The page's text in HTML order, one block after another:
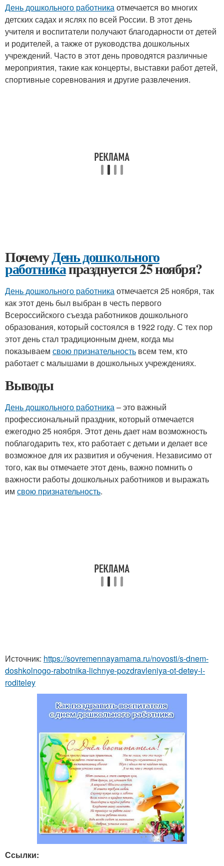
День дошкольного работникаотмечается во многих
детских садах и яслях по всей России. В этот день
учителя и воспитатели получают благодарности от детей
и родителей, а также от руководства дошкольных
учреждений. Часто в этот день проводятся различные
мероприятия, такие как концерты, выставки работ детей,
спортивные соревнования и другие развлечения.
ПочемуДень дошкольного
работникапразднуется 25 ноября?
День дошкольного работникаотмечается 25 ноября, так
как этот день был выбран в честь первого
Всероссийского съезда работников дошкольного
образования, который состоялся в 1922 году. С тех пор
этот день стал традиционным днем, когда мы
показываем свою признательность всем тем, кто
работает с малышами в дошкольных учреждениях.
Выводы
День дошкольного работника– это важный
профессиональный праздник, который отмечается
ежегодно 25 ноября. Этот день дает нам возможность
поблагодарить тех, кто работает с детьми и делает все
возможное для их развития и обучения. Независимо от
того, как вы отмечаете этот день, важно помнить о
важности работы дошкольных работников и выражать
им свою признательность.
Источник: https://sovremennayamama.ru/novosti/s-dnem-
doshkolnogo-rabotnika-lichnye-pozdravleniya-ot-detey-i-
roditeley
Ссылки: